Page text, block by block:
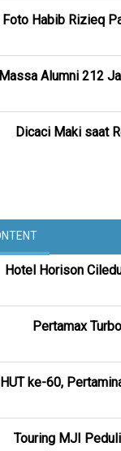
Habib Rizieq
Massa Alumni 212
Dicaci Maki saat
Hotel Horison
Pertamax
HUT ke-60,
Touring MJI